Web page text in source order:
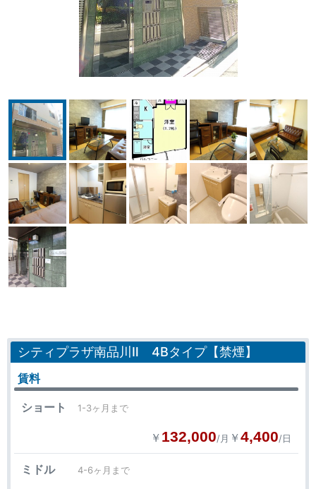
シティプラザ南品川Ⅱ 4Bタイプ【禁煙】
賃料
ショート 1-3ヶ月まで
￥ 132,000/月 ￥4,400/日
ミドル 4-6ヶ月まで